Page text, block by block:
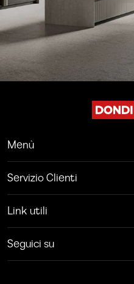
Menù
Servizio Clienti
Link utili
Seguici su